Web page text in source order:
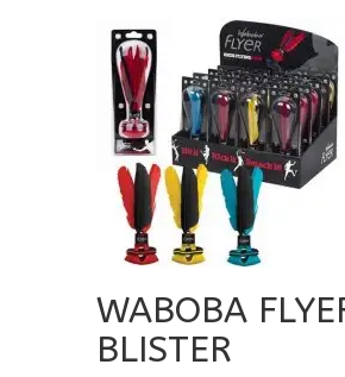
WABOBA
BLISTER